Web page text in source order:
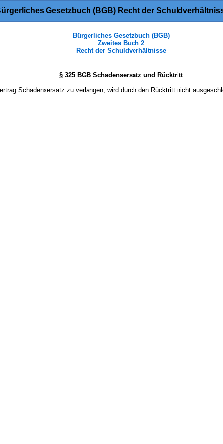
Gesetzbuch (BGB) Recht der
Bürgerliches Gesetzbuch (BGB)
Zweites Buch 2
Recht der Schuldverhältnisse
§ 325 BGB Schadensersatz und Rücktritt
Schadensersatz zu verlangen, wird durch den Rücktritt nicht